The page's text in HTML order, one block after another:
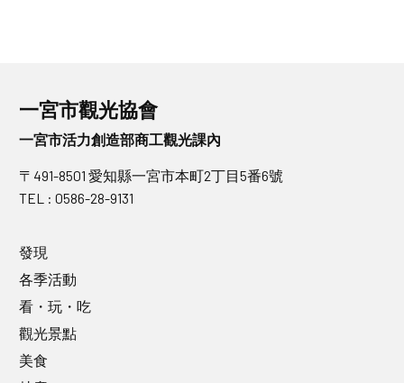
一宮市觀光協會
一宮市活力創造部商工觀光課內
〒491-8501 愛知縣一宮市本町2丁目5番6號
TEL : 0586-28-9131
發現
各季活動
看・玩・吃
觀光景點
美食